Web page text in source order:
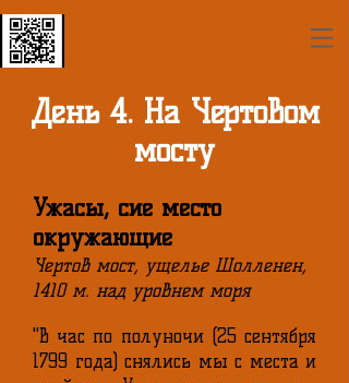
День 4. На Чертовом
мосту
Ужасы, сие место
окружающие
Чертов мост, ущелье Шолленен,
1410 м. над уровнем моря
"В час по полуночи (25 сентября
1799 года) снялись мы с места и